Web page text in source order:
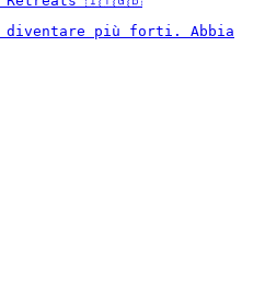
diventare più forti. Abbia